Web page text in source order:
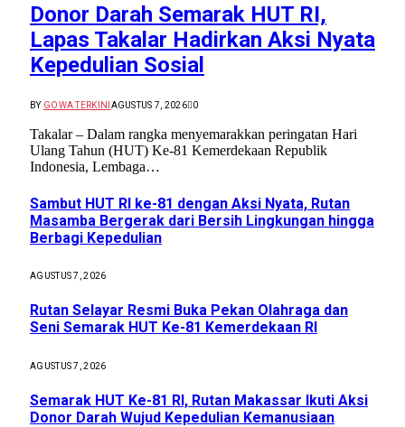
Donor Darah Semarak HUT RI,
Lapas Takalar Hadirkan Aksi Nyata
Kepedulian Sosial
BY GOWA TERKINI AGUSTUS 7, 2026 0
Takalar – Dalam rangka menyemarakkan peringatan Hari
Ulang Tahun (HUT) Ke-81 Kemerdekaan Republik
Indonesia, Lembaga…
Sambut HUT RI ke-81 dengan Aksi Nyata, Rutan
Masamba Bergerak dari Bersih Lingkungan hingga
Berbagi Kepedulian
AGUSTUS 7, 2026
Rutan Selayar Resmi Buka Pekan Olahraga dan
Seni Semarak HUT Ke-81 Kemerdekaan RI
AGUSTUS 7, 2026
Semarak HUT Ke-81 RI, Rutan Makassar Ikuti Aksi
Donor Darah Wujud Kepedulian Kemanusiaan